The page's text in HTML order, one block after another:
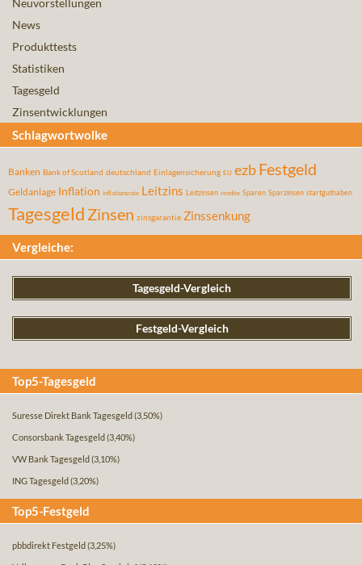
Neuvorstellungen
News
Produkttests
Statistiken
Tagesgeld
Zinsentwicklungen
Schlagwortwolke
Banken Bank of Scotland deutschland Einlagensicherung EU ezbFestgeld
Geldanlage Inflation inflationsrate Leitzins Leitzinsen rendite Sparen Sparzinsen startguthaben
Tagesgeld Zinsen zinsgarantie Zinssenkung
Vergleiche:
Tagesgeld-Vergleich
Festgeld-Vergleich
Top5-Tagesgeld
Suresse Direkt Bank Tagesgeld (3,50%)
Consorsbank Tagesgeld (3,40%)
VW Bank Tagesgeld (3,10%)
ING Tagesgeld (3,20%)
Top5-Festgeld
pbbdirekt Festgeld (3,25%)